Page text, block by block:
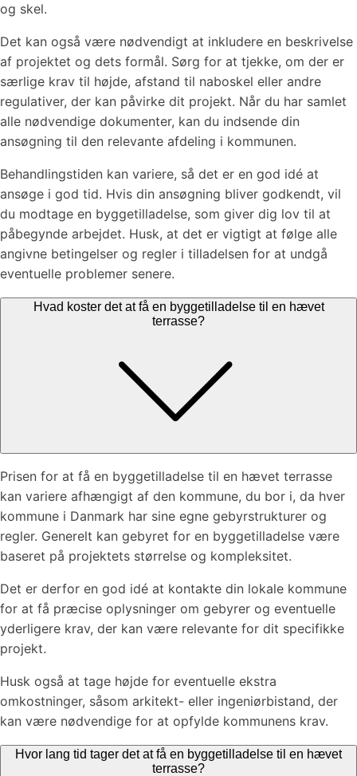
og skel.
Det kan også være nødvendigt at inkludere en beskrivelse
af projektet og dets formål. Sørg for at tjekke, om der er
særlige krav til højde, afstand til naboskel eller andre
regulativer, der kan påvirke dit projekt. Når du har samlet
alle nødvendige dokumenter, kan du indsende din
ansøgning til den relevante afdeling i kommunen.
Behandlingstiden kan variere, så det er en god idé at
ansøge i god tid. Hvis din ansøgning bliver godkendt, vil
du modtage en byggetilladelse, som giver dig lov til at
påbegynde arbejdet. Husk, at det er vigtigt at følge alle
angivne betingelser og regler i tilladelsen for at undgå
eventuelle problemer senere.
Hvad koster det at få en byggetilladelse til en hævet
terrasse?
Prisen for at få en byggetilladelse til en hævet terrasse
kan variere afhængigt af den kommune, du bor i, da hver
kommune i Danmark har sine egne gebyrstrukturer og
regler. Generelt kan gebyret for en byggetilladelse være
baseret på projektets størrelse og kompleksitet.
Det er derfor en god idé at kontakte din lokale kommune
for at få præcise oplysninger om gebyrer og eventuelle
yderligere krav, der kan være relevante for dit specifikke
projekt.
Husk også at tage højde for eventuelle ekstra
omkostninger, såsom arkitekt- eller ingeniørbistand, der
kan være nødvendige for at opfylde kommunens krav.
Hvor lang tid tager det at få en byggetilladelse til en hævet
terrasse?